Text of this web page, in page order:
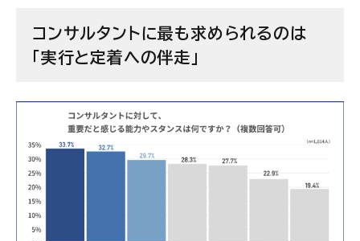
コンサルタントに最も求められるのは
「実行と定着への伴走」